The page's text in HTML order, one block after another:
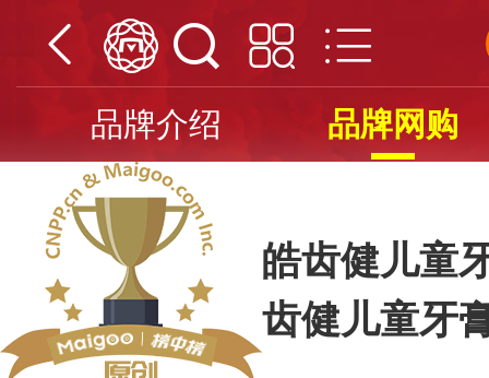
品牌介绍 品牌网购
皓齿健儿童
齿健儿童牙